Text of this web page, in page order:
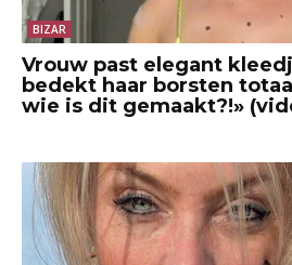
BIZAR
Vrouw past elegant
bedekt haar borsten
wie is dit gemaakt?!»